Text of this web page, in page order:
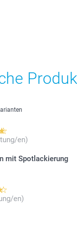
Standardpapier,
doppelseitiges
matt
en)
mit Spotlackierung
en)